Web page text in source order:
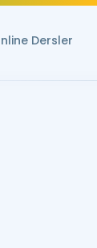
Dersler